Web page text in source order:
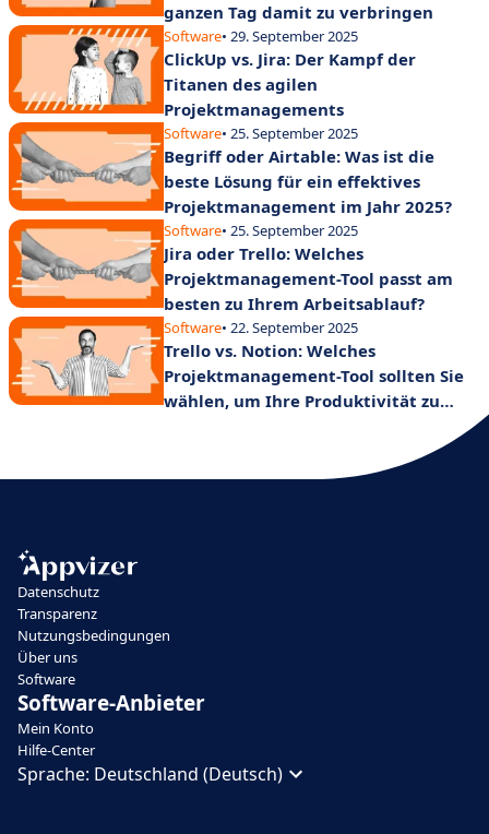
ganzen Tag damit zu verbringen
Software• 29. September 2025
ClickUp vs. Jira: Der Kampf der
Titanen des agilen
Projektmanagements
Software• 25. September 2025
Begriff oder Airtable: Was ist die
beste Lösung für ein effektives
Projektmanagement im Jahr 2025?
Software• 25. September 2025
Jira oder Trello: Welches
Projektmanagement-Tool passt am
besten zu Ihrem Arbeitsablauf?
Software• 22. September 2025
Trello vs. Notion: Welches
Projektmanagement-Tool sollten Sie
wählen, um Ihre Produktivität zu
Datenschutz
Transparenz
Nutzungsbedingungen
Über uns
Software
Software-Anbieter
Mein Konto
Hilfe-Center
Sprache: Deutschland (Deutsch)